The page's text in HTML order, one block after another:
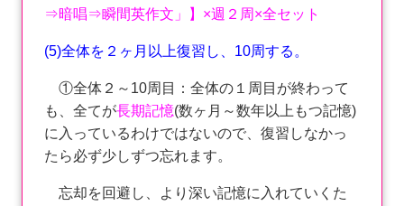
⇒暗唱⇒瞬間英作文」】×週２周×全セット
(5)全体を２ヶ月以上復習し、10周する。
①全体２～10周目：全体の１周目が終わって
も、全てが長期記憶(数ヶ月～数年以上もつ記憶)
に入っているわけではないので、復習しなかっ
たら必ず少しずつ忘れます。
忘却を回避し、より深い記憶に入れていくた